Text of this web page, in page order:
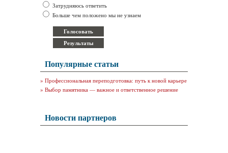
Затрудняюсь ответить
Больше чем положено мы не узнаем
Популярные статьи
» Профессиональная переподготовка: путь к новой карьере
» Выбор памятника — важное и ответственное решение
Новости партнеров